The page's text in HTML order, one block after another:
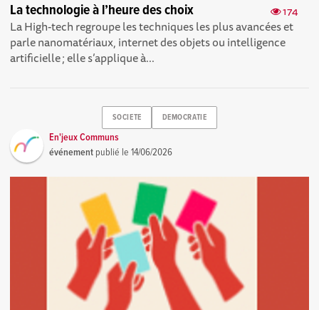
174
La technologie à l’heure des choix
La High-tech regroupe les techniques les plus avancées et
parle nanomatériaux, internet des objets ou intelligence
artificielle ; elle s’applique à...
SOCIETE DEMOCRATIE
En'jeux Communs
événement publié le14/06/2026